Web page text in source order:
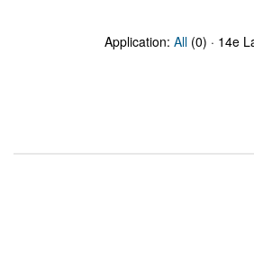
Application: All (0) · 14e